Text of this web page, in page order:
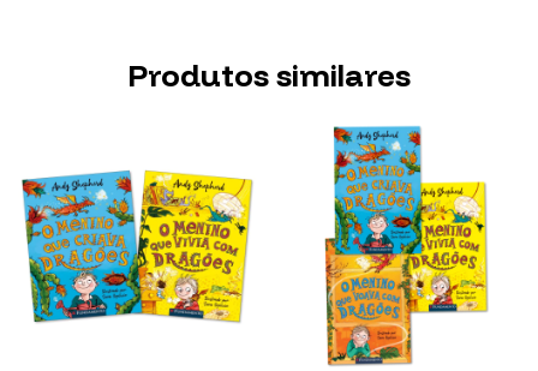
Produtos similares